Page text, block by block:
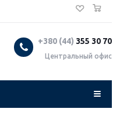
+380 (44) 355 30 70
Центральный офис